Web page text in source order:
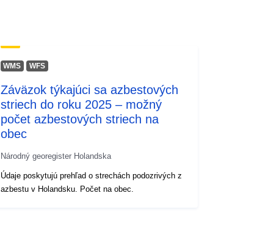
WMS WFS
Záväzok týkajúci sa azbestových
striech do roku 2025 – možný
počet azbestových striech na
obec
Národný georegister Holandska
Údaje poskytujú prehľad o strechách podozrivých z
azbestu v Holandsku. Počet na obec.